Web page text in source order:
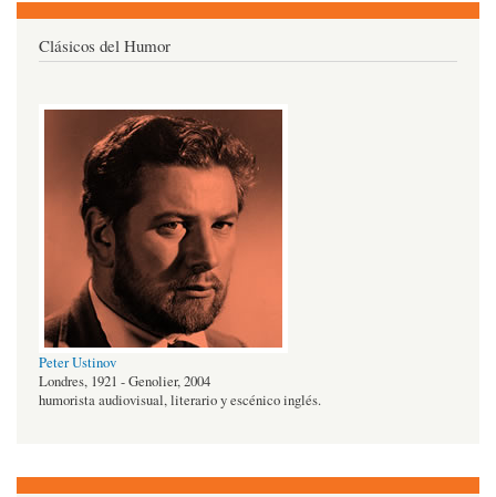
Clásicos del Humor
Peter Ustinov
Londres, 1921 - Genolier, 2004
humorista audiovisual, literario y escénico inglés.